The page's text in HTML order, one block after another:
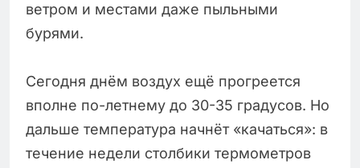
ветром и местами даже пыльными
бурями.
Сегодня днём воздух ещё прогреется
вполне по-летнему до 30-35 градусов. Но
дальше температура начнёт «качаться»: в
течение недели столбики термометров